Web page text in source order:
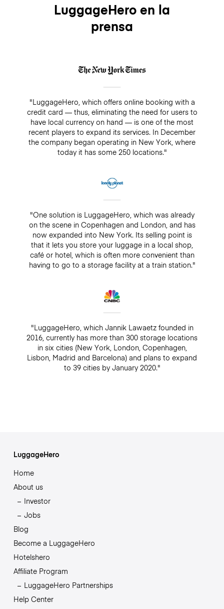
LuggageHero en la
prensa
"LuggageHero, which offers online booking with a
credit card — thus, eliminating the need for users to
have local currency on hand — is one of the most
recent players to expand its services. In December
the company began operating in New York, where
today it has some 250 locations."
"One solution is LuggageHero, which was already
on the scene in Copenhagen and London, and has
now expanded into New York. Its selling point is
that it lets you store your luggage in a local shop,
café or hotel, which is often more convenient than
having to go to a storage facility at a train station."
"LuggageHero, which Jannik Lawaetz founded in
2016, currently has more than 300 storage locations
in six cities (New York, London, Copenhagen,
Lisbon, Madrid and Barcelona) and plans to expand
to 39 cities by January 2020."
LuggageHero
Home
About us
Investor
Jobs
Blog
Become a LuggageHero
Hotelshero
Affiliate Program
LuggageHero Partnerships
Help Center